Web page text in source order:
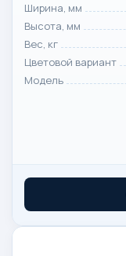
Ширина, мм
Высота, мм
Вес, кг
Цветовой вариант
Модель